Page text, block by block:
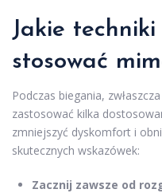
Jakie
stosować
Podczas biegania,
zastosować kilka
zmniejszyć dyskomfort i
skutecznych wskazówek:
Zacznij zawsze od